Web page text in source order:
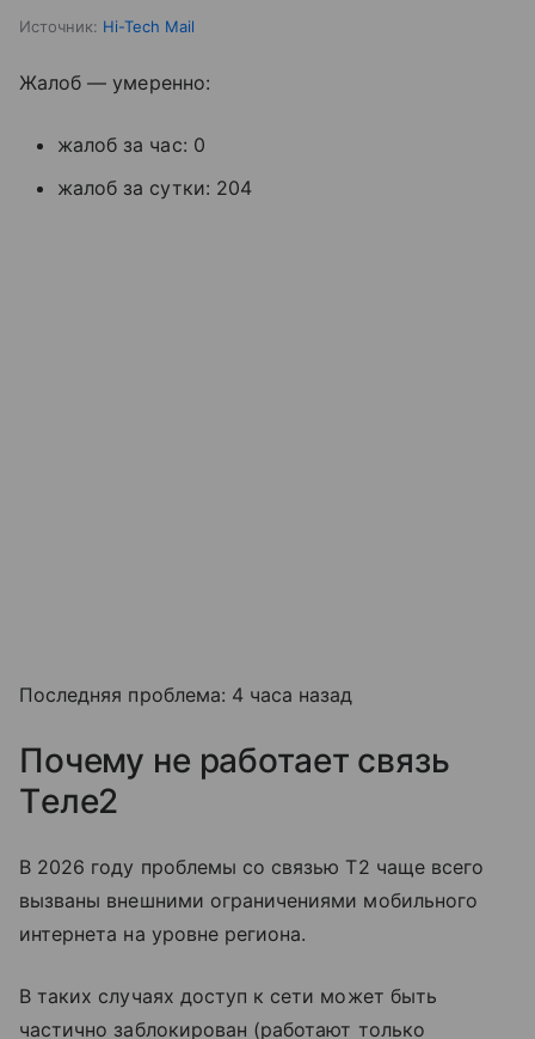
Источник: Hi-Tech Mail
Жалоб — умеренно:
жалоб за час: 0
жалоб за сутки: 204
Последняя проблема: 4 часа назад
Почему не работает связь
Tеле2
В 2026 году проблемы со связью T2 чаще всего
вызваны внешними ограничениями мобильного
интернета на уровне региона.
В таких случаях доступ к сети может быть
частично заблокирован (работают только